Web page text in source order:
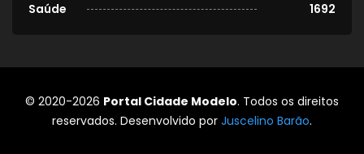
Saúde 1692
© 2020-2026 Portal Cidade Modelo. Todos os direitos
reservados. Desenvolvido por Juscelino Barão.